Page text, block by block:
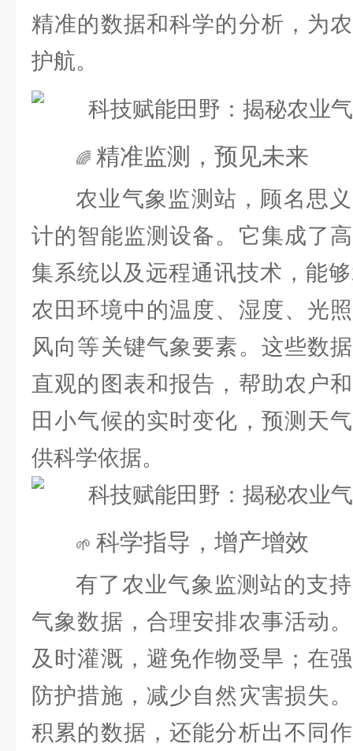
精准的数据和科学的分析，为
护航。
🌈 精准监测，预见未来
农业气象监测站，顾名思
计的智能监测设备。它集成了
集系统以及远程通讯技术，能
农田环境中的温度、湿度、光
风向等关键气象要素。这些数
直观的图表和报告，帮助农户
田小气候的实时变化，预测天
供科学依据。
🌱 科学指导，增产增效
有了农业气象监测站的支
气象数据，合理安排农事活动
及时灌溉，避免作物受旱；在
防护措施，减少自然灾害损失
积累的数据，还能分析出不同